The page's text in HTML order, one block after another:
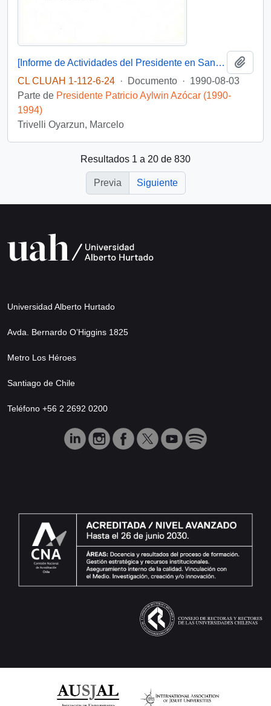
[Informe de Actividades del Presidente en San Felipe]
CL CLUAH 1-112-6-24 · Documento · 1990-08-03
Parte de Presidente Patricio Aylwin Azócar (1990-
1994)
Trivelli Oyarzun, Marcelo
Resultados 1 a 20 de 830
Previa Siguiente
Universidad Alberto Hurtado
Avda. Bernardo O’Higgins 1825
Metro Los Héroes
Santiago de Chile
Teléfono +56 2 2692 0200